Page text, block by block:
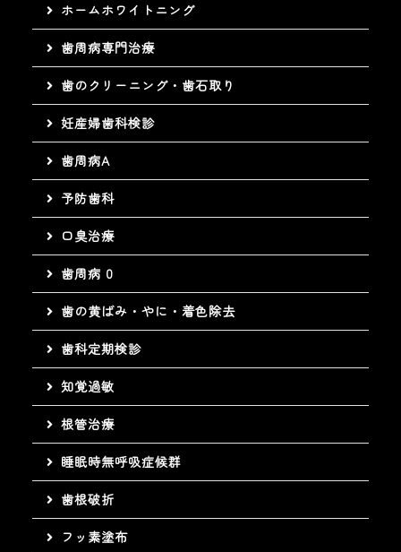
ホームホワイトニング
歯周病専門治療
歯のクリーニング・歯石取り
妊産婦歯科検診
歯周病A
予防歯科
口臭治療
歯周病 0
歯の黄ばみ・やに・着色除去
歯科定期検診
知覚過敏
根管治療
睡眠時無呼吸症候群
歯根破折
フッ素塗布